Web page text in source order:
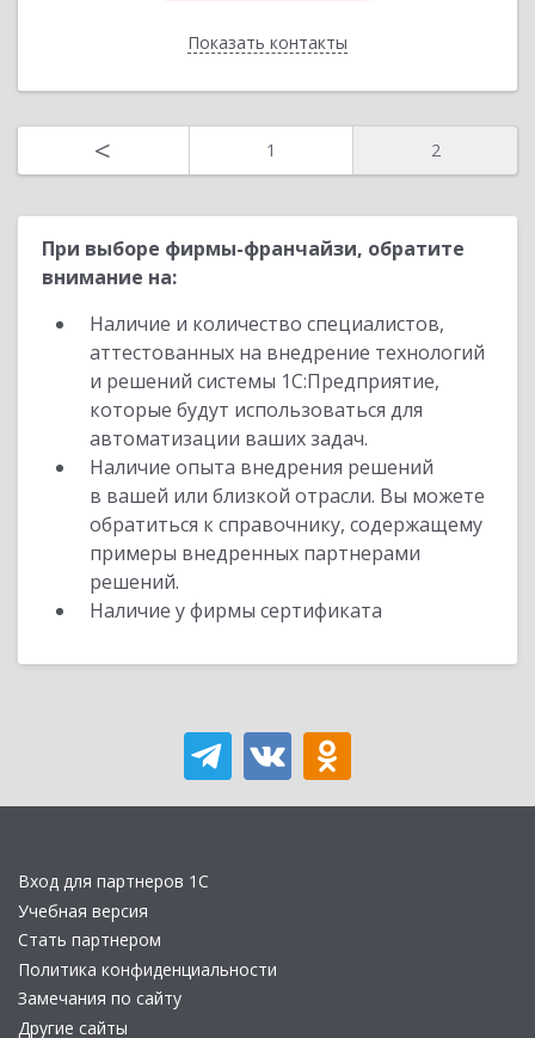
Показать контакты
< 1 2
При выборе фирмы-франчайзи, обратите
внимание на:
Наличие и количество специалистов,
аттестованных на внедрение технологий
и решений системы 1С:Предприятие,
которые будут использоваться для
автоматизации ваших задач.
Наличие опыта внедрения решений
в вашей или близкой отрасли. Вы можете
обратиться к справочнику, содержащему
примеры внедренных партнерами
решений.
Наличие у фирмы сертификата
Вход для партнеров 1С
Учебная версия
Стать партнером
Политика конфиденциальности
Замечания по сайту
Другие сайты